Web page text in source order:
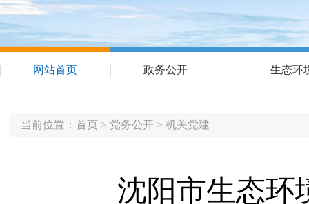
网站首页 政务公开 生态环
当前位置： 首页 > 党务公开 > 机关党建
沈阳市生态环